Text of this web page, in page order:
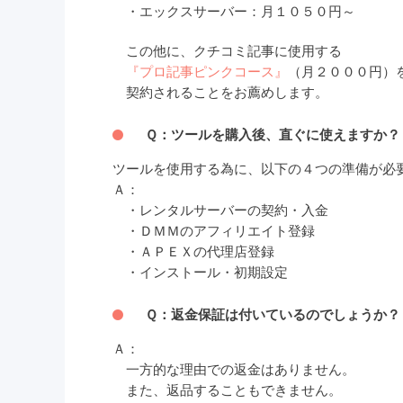
・エックスサーバー：月１０５０円～
この他に、 クチコミ記事に使用する
『プロ記事ピンクコース』
（月２０００円）
契約されることをお薦めします。
Ｑ：ツールを購入後、直ぐに使えますか？
ツールを使用する為に、以下の４つの準備が必
Ａ：
・レンタルサーバーの契約・入金
・ＤＭＭのアフィリエイト登録
・ＡＰＥＸの代理店登録
・インストール・初期設定
Ｑ：返金保証は付いているのでしょうか？
Ａ：
一方的な理由での返金はありません。
また、返品することもできません。